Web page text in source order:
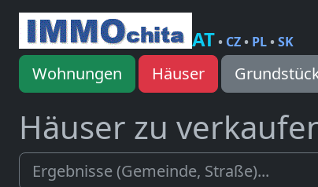
AT• CZ• PL•SK
Wohnungen Häuser
Häuser zu